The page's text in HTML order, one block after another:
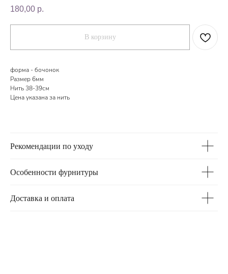
180,00 р.
В корзину
форма - бочонок
Размер 6мм
Нить 38-39см
Цена указана за нить
Рекомендации по уходу
Особенности фурнитуры
Доставка и оплата